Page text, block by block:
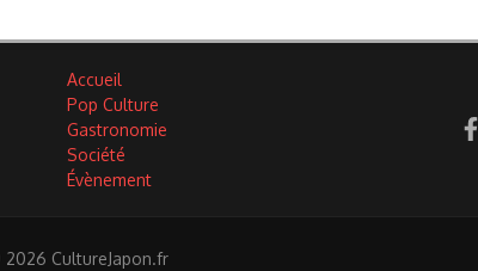
Accueil
Pop Culture
Gastronomie
Société
Évènement